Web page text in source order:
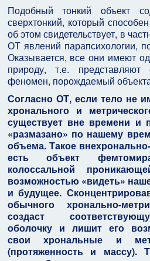
Подобный тонкий объект
сверхтонкий, который
об этом свидетельствует, в
ОТ явлений парапсихологии,
Оказывается, все они имеют
природу, т.е.
феномен, порождаемый
Согласно ОТ, если тело не
хронального и
существует вне времени и
«размазано» по нашему
объема. Такое
есть объект
колоссальной
возможностью «видеть»
и будущее.
обычного хронально-
создаст
оболочку и лишит его
свои хрональные и
(протяженность и массу).